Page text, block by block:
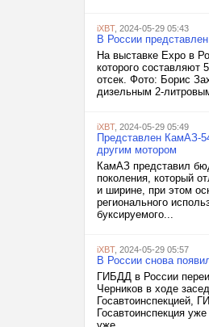
iXBT, 2024-05-29 05:43
В России
На выставке Expo в
которого
отсек. Фото: Борис
дизельным 2-
iXBT, 2024-05-29 05:49
Представлен КамАЗ-
другим мотором
КамАЗ представил
поколения, который
и ширине, при этом
регионального
буксируемого...
iXBT, 2024-05-29 05:57
В России снова
ГИБДД в России
Черников в ходе
Госавтоинспекцией,
Госавтоинспекция